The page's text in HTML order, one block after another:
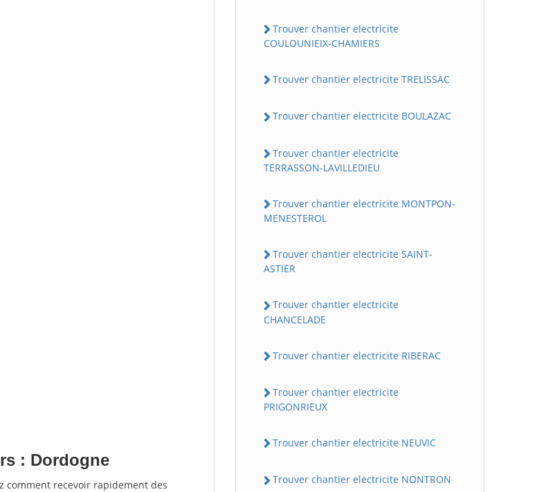
: Dordogne
comment recevoir rapidement des
Trouver chantier electricite
COULOUNIEIX-CHAMIERS
Trouver chantier electricite TRELISSAC
Trouver chantier electricite BOULAZAC
Trouver chantier electricite
TERRASSON-LAVILLEDIEU
Trouver chantier electricite MONTPON-
MENESTEROL
Trouver chantier electricite SAINT-
ASTIER
Trouver chantier electricite
CHANCELADE
Trouver chantier electricite RIBERAC
Trouver chantier electricite
PRIGONRIEUX
Trouver chantier electricite NEUVIC
Trouver chantier electricite NONTRON